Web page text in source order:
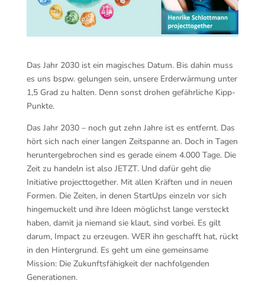
Das Jahr 2030 ist ein magisches Datum. Bis dahin muss
es uns bspw. gelungen sein, unsere Erderwärmung unter
1,5 Grad zu halten. Denn sonst drohen gefährliche Kipp-
Punkte.
Das Jahr 2030 – noch gut zehn Jahre ist es entfernt. Das
hört sich nach einer langen Zeitspanne an. Doch in Tagen
heruntergebrochen sind es gerade einem 4.000 Tage. Die
Zeit zu handeln ist also JETZT. Und dafür geht die
Initiative projecttogether. Mit allen Kräften und in neuen
Formen. Die Zeiten, in denen StartUps einzeln vor sich
hingemuckelt und ihre Ideen möglichst lange versteckt
haben, damit ja niemand sie klaut, sind vorbei. Es gilt
darum, Impact zu erzeugen. WER ihn geschafft hat, rückt
in den Hintergrund. Es geht um eine gemeinsame
Mission: Die Zukunftsfähigkeit der nachfolgenden
Generationen.